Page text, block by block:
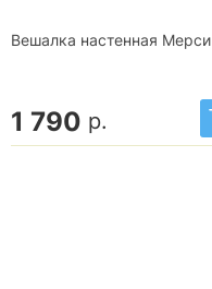
Вешалка настенная Мерси
1 790 р.